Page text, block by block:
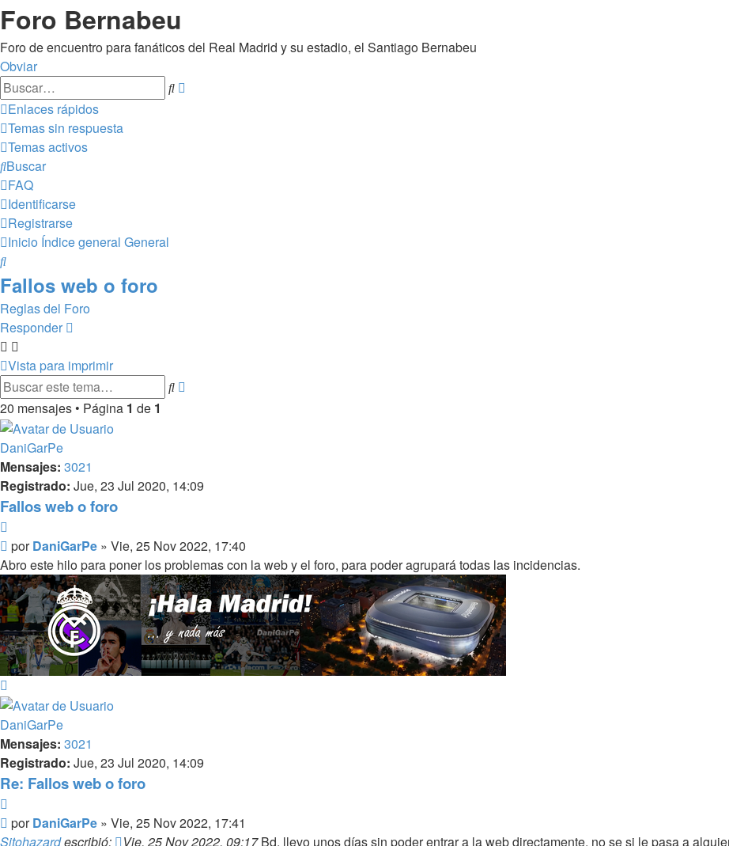
Foro Bernabeu
Foro de encuentro para fanáticos del Real Madrid y su estadio, el Santiago Bernabeu
Obviar
Buscar
Enlaces rápidos
Temas sin respuesta
Temas activos
Buscar
FAQ
Identificarse
Registrarse
Inicio Índice general General
Buscar
Fallos web o foro
Reglas del Foro
Responder
Vista para imprimir
Buscar
20 mensajes • Página 1 de 1
DaniGarPe
Mensajes: 3021
Registrado: Jue, 23 Jul 2020, 14:09
Fallos web o foro
Mensaje
porDaniGarPe » Vie, 25 Nov 2022, 17:40
Abro este hilo para poner los problemas con la web y el foro, para poder agrupará todas las incidencias.
DaniGarPe
Mensajes: 3021
Registrado: Jue, 23 Jul 2020, 14:09
Re: Fallos web o foro
Mensaje
porDaniGarPe » Vie, 25 Nov 2022, 17:41
Sitohazardescribió: Vie, 25 Nov 2022, 09:17Bd, llevo unos días sin poder entrar a la web directamente, no se si le pasa a